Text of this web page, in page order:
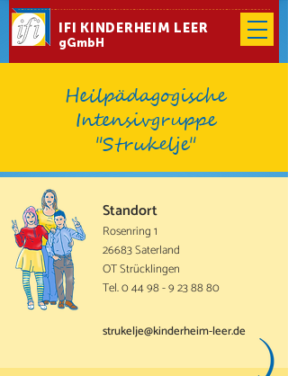
IFI KINDERHEIM LEER
gGmbH
Heilpädagogische
Intensivgruppe
"Strukelje"
Standort
Rosenring 1
26683 Saterland
OT Strücklingen
Tel.0 44 98 - 9 23 88 80
strukelje@kinderheim-leer.de